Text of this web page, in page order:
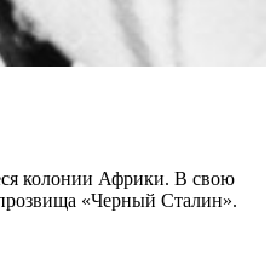
колонии Африки. В свою
«Черный Сталин».